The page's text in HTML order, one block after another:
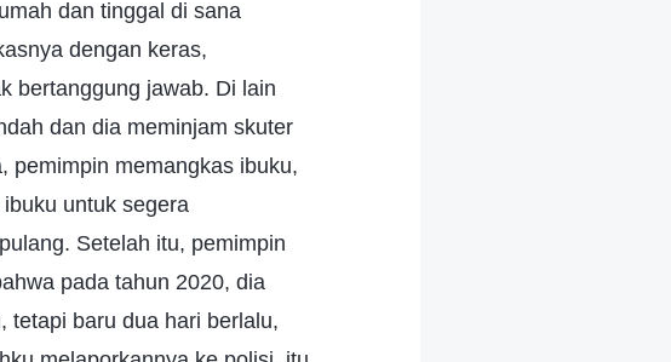
dan tinggal di sana
dengan keras,
bertanggung jawab. Di lain
dan dia meminjam skuter
pemimpin memangkas ibuku,
untuk segera
Setelah itu, pemimpin
pada tahun 2020, dia
tetapi baru dua hari berlalu,